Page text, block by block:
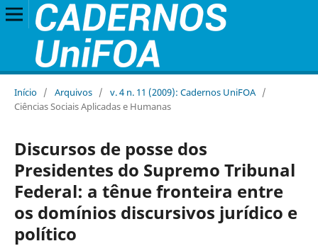
Início / Arquivos / v. 4 n. 11 (2009): Cadernos UniFOA /
Ciências Sociais Aplicadas e Humanas
Discursos de posse dos
Presidentes do Supremo Tribunal
Federal: a tênue fronteira entre
os domínios discursivos jurídico e
político